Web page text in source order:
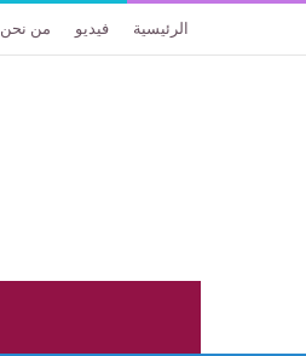
الرئيسية فيديو من نحن